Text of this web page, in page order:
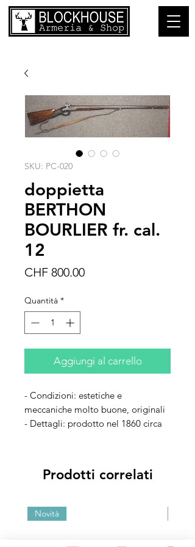
SKU: PC-020
doppietta
BERTHON
BOURLIER fr. cal.
12
CHF 800.00Prezzo
Quantità *
Aggiungi al carrello
- Condizioni: estetiche e
meccaniche molto buone, originali
- Dettagli: prodotto nel 1860 circa
Poppe.Prodotti correlati
Novità